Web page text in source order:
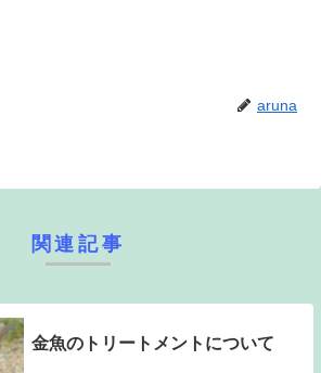
aruna
関連記事
金魚のトリートメントについて